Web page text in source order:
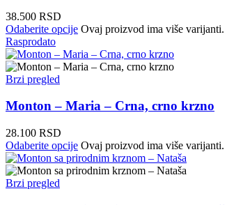
38.500 RSD
Odaberite opcije Ovaj proizvod ima više
Rasprodato
Brzi pregled
Monton – Maria – Crna, crno krzno
28.100 RSD
Odaberite opcije Ovaj proizvod ima više
Brzi pregled